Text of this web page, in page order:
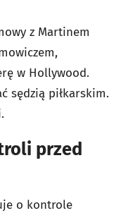
z Martinem
w Hollywood.
sędzią piłkarskim.
przed
o kontrole